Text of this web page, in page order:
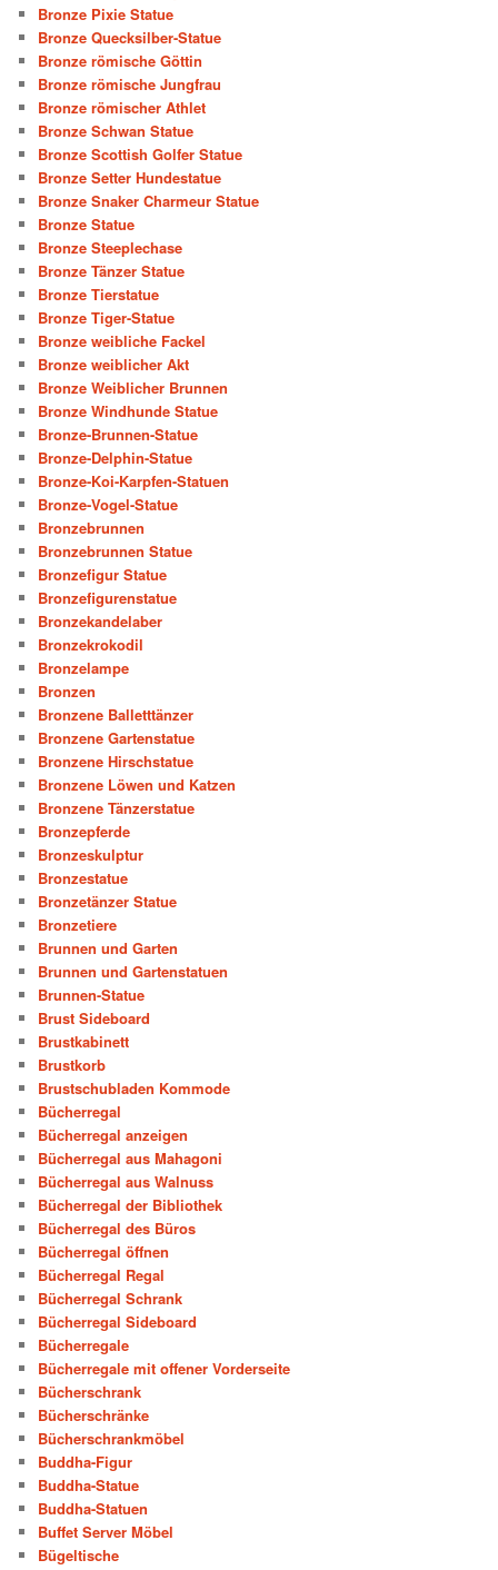
Bronze Pixie Statue
Bronze Quecksilber-Statue
Bronze römische Göttin
Bronze römische Jungfrau
Bronze römischer Athlet
Bronze Schwan Statue
Bronze Scottish Golfer Statue
Bronze Setter Hundestatue
Bronze Snaker Charmeur Statue
Bronze Statue
Bronze Steeplechase
Bronze Tänzer Statue
Bronze Tierstatue
Bronze Tiger-Statue
Bronze weibliche Fackel
Bronze weiblicher Akt
Bronze Weiblicher Brunnen
Bronze Windhunde Statue
Bronze-Brunnen-Statue
Bronze-Delphin-Statue
Bronze-Koi-Karpfen-Statuen
Bronze-Vogel-Statue
Bronzebrunnen
Bronzebrunnen Statue
Bronzefigur Statue
Bronzefigurenstatue
Bronzekandelaber
Bronzekrokodil
Bronzelampe
Bronzen
Bronzene Balletttänzer
Bronzene Gartenstatue
Bronzene Hirschstatue
Bronzene Löwen und Katzen
Bronzene Tänzerstatue
Bronzepferde
Bronzeskulptur
Bronzestatue
Bronzetänzer Statue
Bronzetiere
Brunnen und Garten
Brunnen und Gartenstatuen
Brunnen-Statue
Brust Sideboard
Brustkabinett
Brustkorb
Brustschubladen Kommode
Bücherregal
Bücherregal anzeigen
Bücherregal aus Mahagoni
Bücherregal aus Walnuss
Bücherregal der Bibliothek
Bücherregal des Büros
Bücherregal öffnen
Bücherregal Regal
Bücherregal Schrank
Bücherregal Sideboard
Bücherregale
Bücherregale mit offener Vorderseite
Bücherschrank
Bücherschränke
Bücherschrankmöbel
Buddha-Figur
Buddha-Statue
Buddha-Statuen
Buffet Server Möbel
Bügeltische